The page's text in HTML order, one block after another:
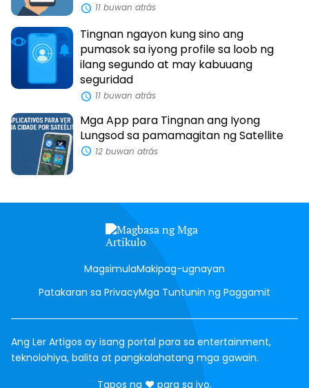
11 buwan atrás
Tingnan ngayon kung sino ang
pumasok sa iyong profile sa loob ng
ilang segundo at may kabuuang
seguridad
11 buwan atrás
Mga App para Tingnan ang Iyong
Lungsod sa pamamagitan ng Satellite
12 buwan atrás
MagsimulaMakipag-ugnayan
Patakaran sa PrivacyMga Tuntunin ng Paggamit
Ang Ler Artigos ay isang portal para sa entertainment,
teknolohiya, balita at pangkalahatang mga gawain.
Tapos na ♥pag-
para sa iyo.